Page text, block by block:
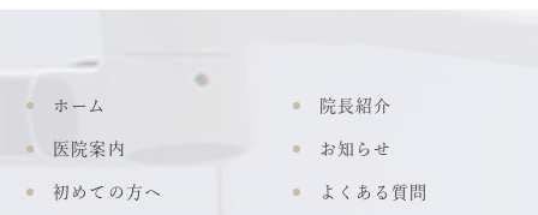
ホーム 院長紹介
医院案内 お知らせ
初めての方へ よくある質問